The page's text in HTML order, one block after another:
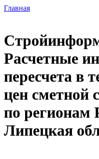
Главная
Расчетные
пересчета в
цен сметной
по
Липецкая